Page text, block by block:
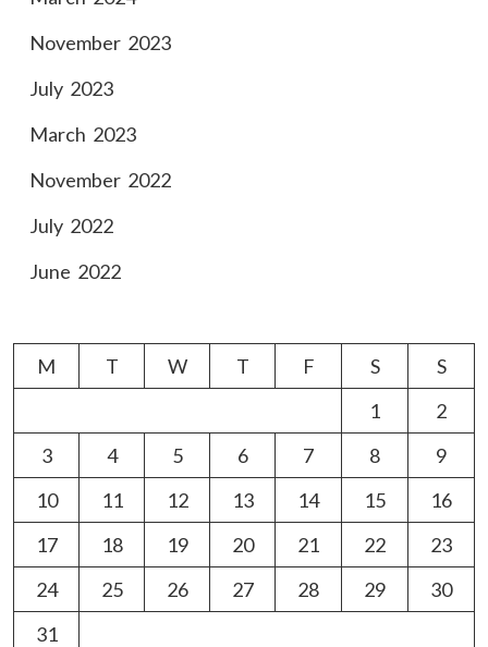
November 2023
July 2023
March 2023
November 2022
July 2022
June 2022
M T W T F S
S
1
2
3
4 5 6 7 8
9
10
11 12 13 14 15
16
17
18 19 20 21 22
23
24
25 26 27 28 29
30
31